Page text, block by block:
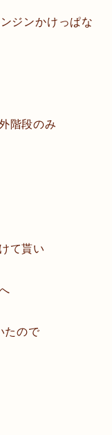
ジンかけっぱな
階段のみ
て貰い
たので